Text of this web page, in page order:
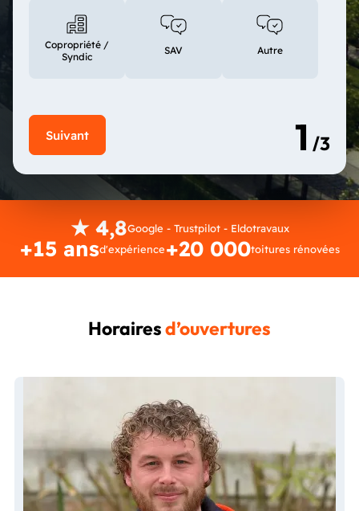
Copropriété /
Syndic
SAV Autre
★ 4,8Google - Trustpilot - Eldotravaux
+15 ansd'expérience+20 000toitures rénovées
Horairesd’ouvertures